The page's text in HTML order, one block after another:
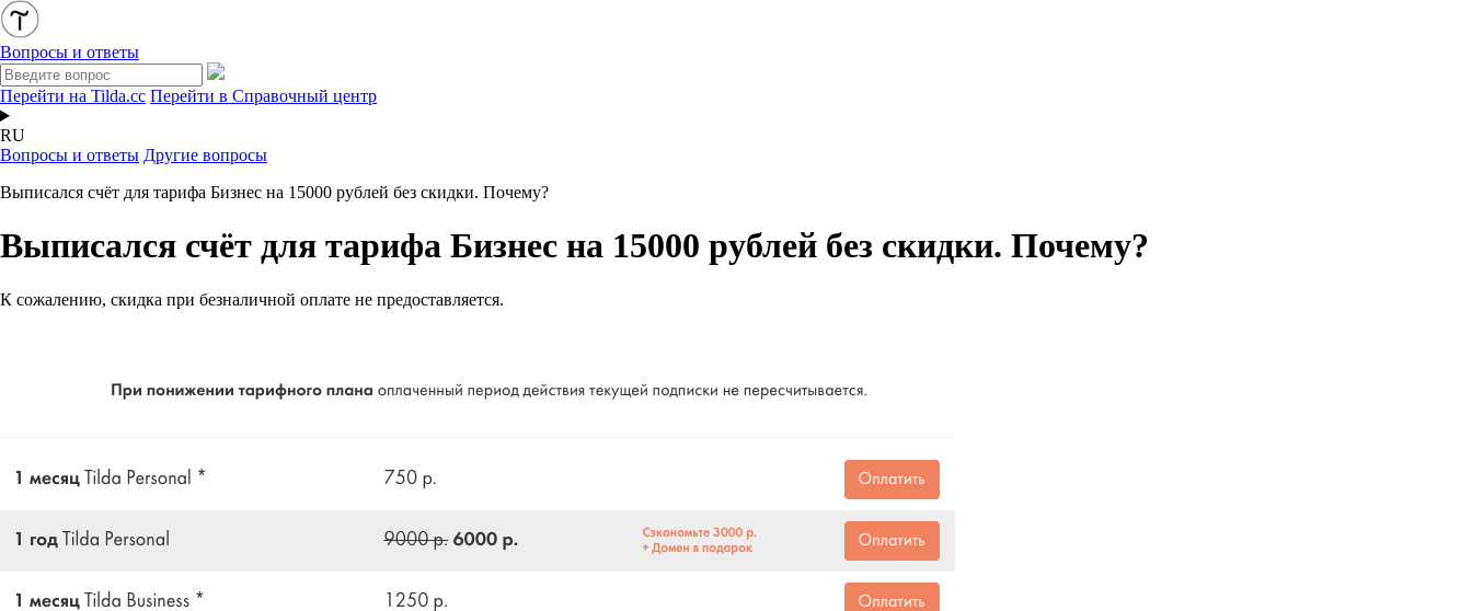
Вопросы и ответы
Перейти на Tilda.cc Перейти в Справочный центр
RU
Вопросы и ответы Другие вопросы
Выписался счёт для тарифа Бизнес на 15000 рублей без скидки. Почему?
Выписался счёт для тарифа Бизнес на 15000 рублей без скидки. Почему?
К сожалению, скидка при безналичной оплате не предоставляется.